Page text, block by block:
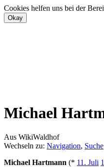
Cookies helfen uns bei der
Michael
Aus WikiWaldhof
Wechseln zu: Navigation, Suche
Michael Hartmann (* 11. Juli